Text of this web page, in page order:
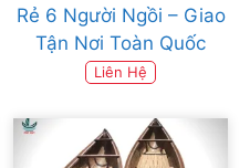
Rẻ 6 Người Ngồi – Giao
Tận Nơi Toàn Quốc
Liên Hệ